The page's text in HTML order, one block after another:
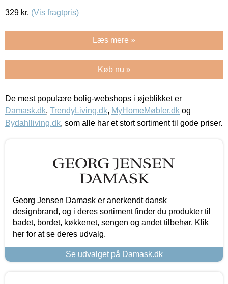
329 kr. (Vis fragtpris)
Læs mere »
Køb nu »
De mest populære bolig-webshops i øjeblikket er
Damask.dk, TrendyLiving.dk, MyHomeMøbler.dk og
Bydahlliving.dk, som alle har et stort sortiment til gode priser.
Georg Jensen Damask er anerkendt dansk
designbrand, og i deres sortiment finder du produkter til
badet, bordet, køkkenet, sengen og andet tilbehør. Klik
her for at se deres udvalg.
Se udvalget på Damask.dk